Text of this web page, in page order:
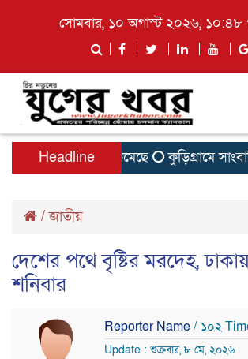
সোমবার, ১০ অগাস্ট ২০২৬, ১০:৪৮
Headline
ও জিপিএ–৫ কমেছে কুড়িগ্রামে
/জাতীয়
দে‌শের পথে বৃষ্টির মরদেহ,
শনিবার
Reporter Name/ ১০২
Update : শুক্রবার, ৮ মে, ২০২৬